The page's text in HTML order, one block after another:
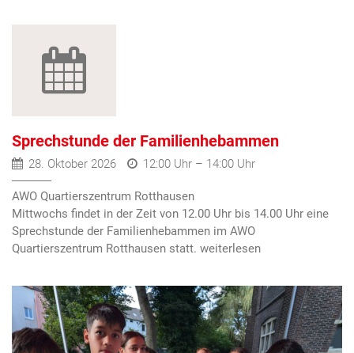
Sprechstunde der Familienhebammen
28. Oktober 2026 12:00 Uhr – 14:00 Uhr
AWO Quartierszentrum Rotthausen
Mittwochs findet in der Zeit von 12.00 Uhr bis 14.00 Uhr eine
Sprechstunde der Familienhebammen im AWO
Quartierszentrum Rotthausen statt.